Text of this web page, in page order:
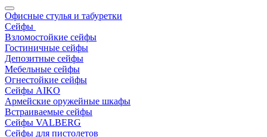
Офисные стулья и табуретки
Сейфы
Взломостойкие сейфы
Гостиничные сейфы
Депозитные сейфы
Мебельные сейфы
Огнестойкие сейфы
Сейфы AIKO
Армейские оружейные шкафы
Встраиваемые сейфы
Сейфы VALBERG
Сейфы для пистолетов